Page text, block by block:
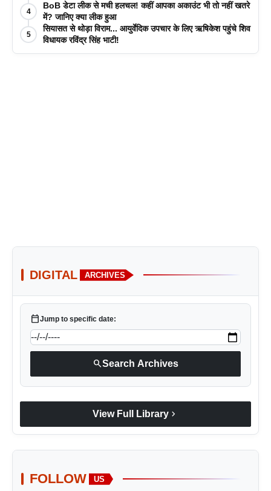
4
BoB डेटा लीक से मची हलचल! कहीं आपका अकाउंट भी तो नहीं खतरे
में? जानिए क्या लीक हुआ
5
सियासत से थोड़ा विराम... आयुर्वेदिक उपचार के लिए ऋषिकेश पहुंचे शिव
विधायक रविंद्र सिंह भाटी!
DIGITAL ARCHIVES
calendar_todayJump to specific date:
searchSearch Archives
View Full Library chevron_right
FOLLOW US